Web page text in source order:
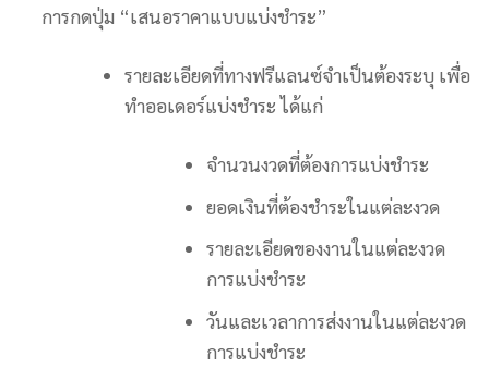
การกดปุ่ม “เสนอราคาแบบแบ่งชำระ”
รายละเอียดที่ทางฟรีแลนซ์จำเป็นต้องระบุ เพื่อ
ทำออเดอร์แบ่งชำระ ได้แก่
จำนวนงวดที่ต้องการแบ่งชำระ
ยอดเงินที่ต้องชำระในแต่ละงวด
รายละเอียดของงานในแต่ละงวด
การแบ่งชำระ
วันและเวลาการส่งงานในแต่ละงวด
การแบ่งชำระ